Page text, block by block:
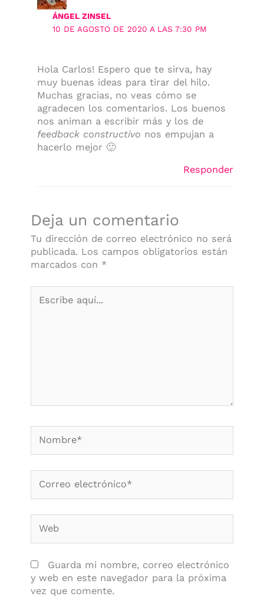
ÁNGEL ZINSEL
10 DE AGOSTO DE 2020 A LAS 7:30 PM
Hola Carlos! Espero que te sirva, hay
muy buenas ideas para tirar del hilo.
Muchas gracias, no veas cómo se
agradecen los comentarios. Los buenos
nos animan a escribir más y los de
feedback constructivo nos empujan a
hacerlo mejor 🙂
Responder
Deja un comentario
Tu dirección de correo electrónico no será
publicada. Los campos obligatorios están
marcados con *
aquí...
electrónico*
Guarda mi nombre, correo electrónico
y web en este navegador para la próxima
vez que comente.